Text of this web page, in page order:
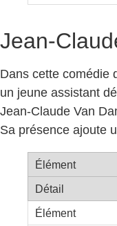
Jean-
Dans cette comédie
un jeune assistant
Jean-Claude Van
Sa présence ajoute